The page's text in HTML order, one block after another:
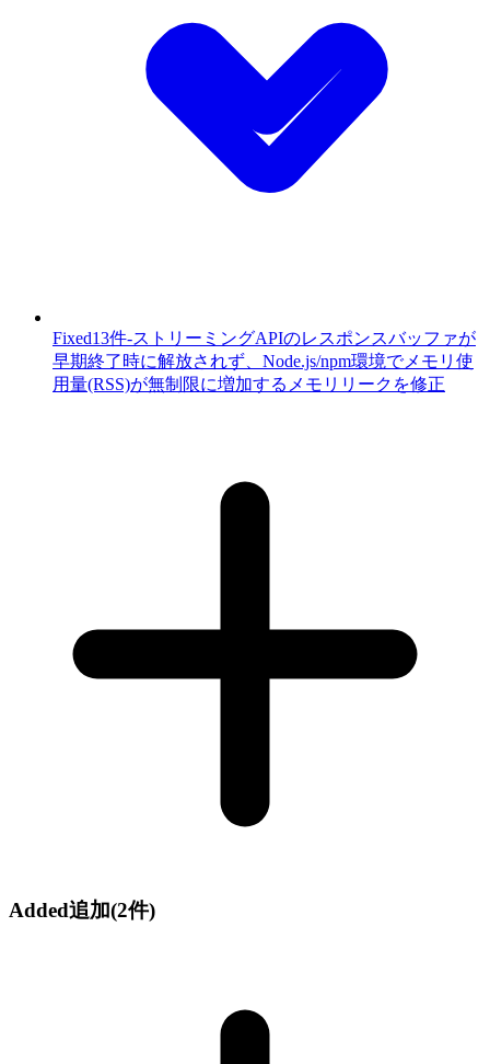
Fixed13件-ストリーミングAPIのレスポンスバッファが
早期終了時に解放されず、Node.js/npm環境でメモリ使
用量(RSS)が無制限に増加するメモリリークを修正
Added追加(2件)